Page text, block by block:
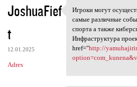
JoshuaFief
t
12.01.2025
Adres
Игроки могут
Игроки могут
самые различные
спорта а также
Инфраструктура
href="http://